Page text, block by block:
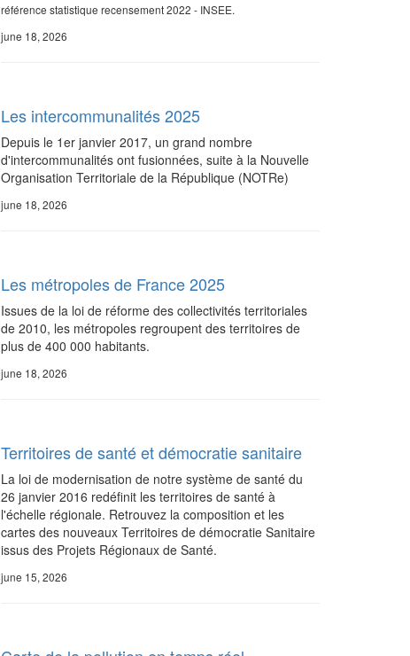
référence statistique recensement 2022 - INSEE.
june 18, 2026
Les intercommunalités 2025
Depuis le 1er janvier 2017, un grand nombre
d'intercommunalités ont fusionnées, suite à la Nouvelle
Organisation Territoriale de la République (NOTRe)
june 18, 2026
Les métropoles de France 2025
Issues de la loi de réforme des collectivités territoriales
de 2010, les métropoles regroupent des territoires de
plus de 400 000 habitants.
june 18, 2026
Territoires de santé et démocratie sanitaire
La loi de modernisation de notre système de santé du
26 janvier 2016 redéfinit les territoires de santé à
l'échelle régionale. Retrouvez la composition et les
cartes des nouveaux Territoires de démocratie Sanitaire
issus des Projets Régionaux de Santé.
june 15, 2026